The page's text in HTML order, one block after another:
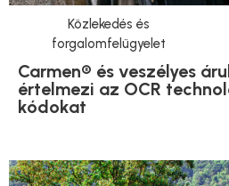
Közlekedés és
forgalomfelügyelet
Carmen® és veszélyes
értelmezi az OCR
kódokat